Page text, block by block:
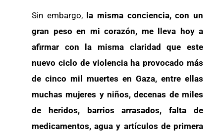
Sin embargo, la misma conciencia, con un
gran peso en mi corazón, me lleva hoy a
afirmar con la misma claridad que este
nuevo ciclo de violencia ha provocado más
de cinco mil muertes en Gaza, entre ellas
muchas mujeres y niños, decenas de miles
de heridos, barrios arrasados, falta de
medicamentos, agua y artículos de primera